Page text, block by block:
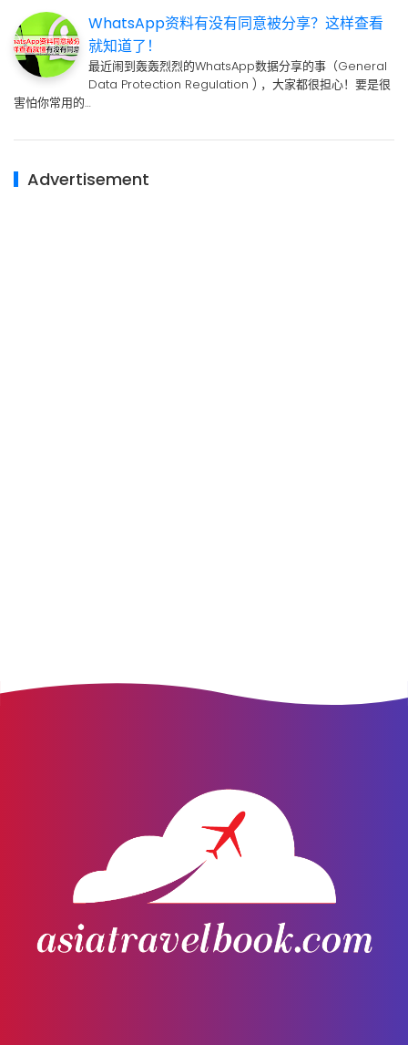
WhatsApp资料有没有同意被分享？这样查看
就知道了！
最近闹到轰轰烈烈的WhatsApp数据分享的事（General
Data Protection Regulation ) ，大家都很担心！要是很
害怕你常用的…
Advertisement